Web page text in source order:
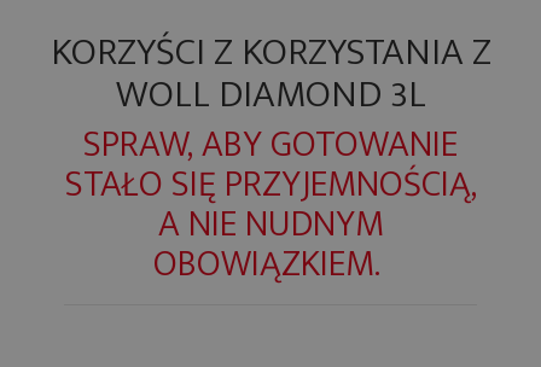
KORZYŚCI Z KORZYSTANIA Z
WOLL DIAMOND 3L
SPRAW, ABY GOTOWANIE
STAŁO SIĘ PRZYJEMNOŚCIĄ,
A NIE NUDNYM
OBOWIĄZKIEM.